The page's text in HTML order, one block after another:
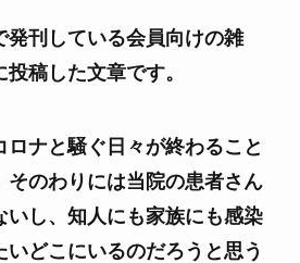
発刊している会員向けの雑
稿した文章です。
ロナと騒ぐ日々が終わること
そのわりには当院の患者さん
いし、知人にも家族にも感染
どこにいるのだろうと思う